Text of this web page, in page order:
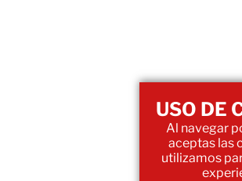
USO DE
Al navegar
aceptas las
utilizamos